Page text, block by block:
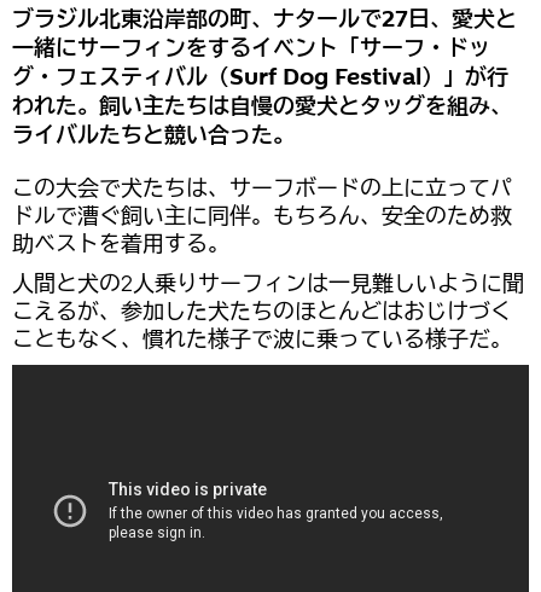
ブラジル北東沿岸部の町、ナタールで27日、愛犬と
一緒にサーフィンをするイベント「サーフ・ドッ
グ・フェスティバル（Surf Dog Festival）」が行
われた。飼い主たちは自慢の愛犬とタッグを組み、
ライバルたちと競い合った。
この大会で犬たちは、サーフボードの上に立ってパ
ドルで漕ぐ飼い主に同伴。もちろん、安全のため救
助ベストを着用する。
人間と犬の2人乗りサーフィンは一見難しいように聞
こえるが、参加した犬たちのほとんどはおじけづく
こともなく、慣れた様子で波に乗っている様子だ。